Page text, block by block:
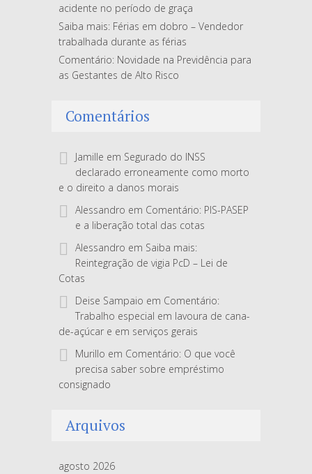
acidente no período de graça
Saiba mais: Férias em dobro – Vendedor
trabalhada durante as férias
Comentário: Novidade na Previdência para
as Gestantes de Alto Risco
Comentários
Jamille em Segurado do INSS
declarado erroneamente como morto
e o direito a danos morais
Alessandro em Comentário: PIS-PASEP
e a liberação total das cotas
Alessandro em Saiba mais:
Reintegração de vigia PcD – Lei de
Cotas
Deise Sampaio em Comentário:
Trabalho especial em lavoura de cana-
de-açúcar e em serviços gerais
Murillo em Comentário: O que você
precisa saber sobre empréstimo
consignado
Arquivos
agosto 2026